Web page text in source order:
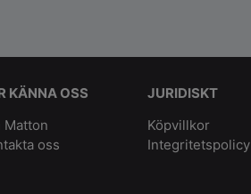
KÄNNA OSS
Matton
oss
JURIDISKT
Köpvillkor
Integritetspolicy